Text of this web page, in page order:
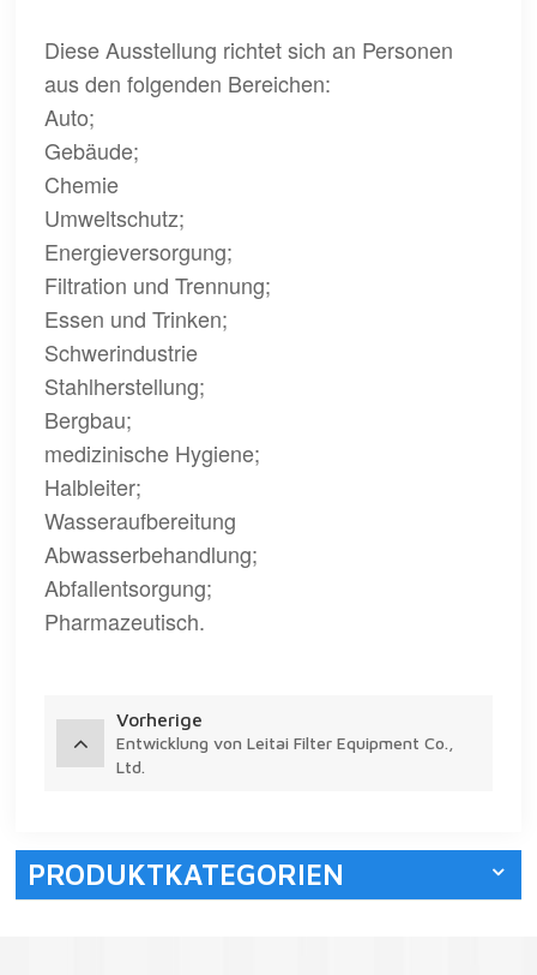
Diese Ausstellung richtet sich an Personen
aus den folgenden Bereichen:
Auto;
Gebäude;
Chemie
Umweltschutz;
Energieversorgung;
Filtration und Trennung;
Essen und Trinken;
Schwerindustrie
Stahlherstellung;
Bergbau;
medizinische Hygiene;
Halbleiter;
Wasseraufbereitung
Abwasserbehandlung;
Abfallentsorgung;
Pharmazeutisch.
Vorherige
Entwicklung von Leitai Filter Equipment Co.,
Ltd.
PRODUKTKATEGORIEN